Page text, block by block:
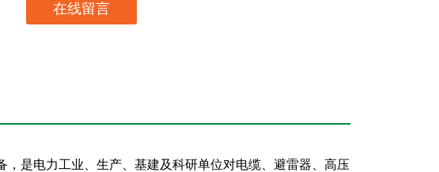
在线留言
是电力工业、生产、基建及科研单位对电缆、避雷器、高压